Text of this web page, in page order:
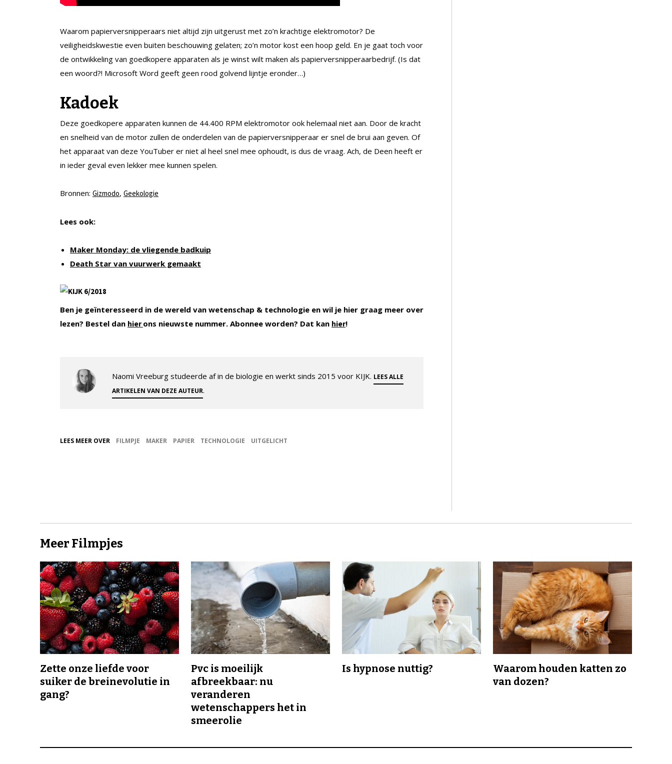
Waarom papierversnipperaars niet altijd zijn uitgerust met zo’n krachtige elektromotor? De
veiligheidskwestie even buiten beschouwing gelaten; zo’n motor kost een hoop geld. En je gaat toch voor
de ontwikkeling van goedkopere apparaten als je winst wilt maken als papierversnipperaarbedrijf. (Is dat
een woord?! Microsoft Word geeft geen rood golvend lijntje eronder…)
Kadoek
Deze goedkopere apparaten kunnen de 44.400 RPM elektromotor ook helemaal niet aan. Door de kracht
en snelheid van de motor zullen de onderdelen van de papierversnipperaar er snel de brui aan geven. Of
het apparaat van deze YouTuber er niet al heel snel mee ophoudt, is dus de vraag. Ach, de Deen heeft er
in ieder geval even lekker mee kunnen spelen.
Bronnen: Gizmodo, Geekologie
Lees ook:
Maker Monday: de vliegende badkuip
Death Star van vuurwerk gemaakt
Ben je geïnteresseerd in de wereld van wetenschap & technologie en wil je hier graag meer over
lezen? Bestel dan hier ons nieuwste nummer. Abonnee worden? Dat kan hier!
Naomi Vreeburg studeerde af in de biologie en werkt sinds 2015 voor KIJK. LEES ALLE
ARTIKELEN VAN DEZE AUTEUR.
LEES MEER OVER FILMPJE MAKER PAPIER TECHNOLOGIE UITGELICHT
Meer Filmpjes
Zette onze liefde voor
suiker de breinevolutie in
gang?
Pvc is moeilijk
afbreekbaar: nu
veranderen
wetenschappers het in
smeerolie
Is hypnose nuttig?
Waarom houden katten zo
van dozen?